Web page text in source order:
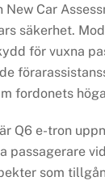
Car
säkerhet.
för vuxna
fordonets
Q6 e-tron
passagerare
som